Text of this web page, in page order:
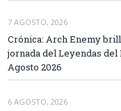
7 AGOSTO, 2026
Crónica: Arch Enemy
jornada del Leyendas
Agosto 2026
6 AGOSTO, 2026